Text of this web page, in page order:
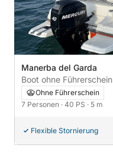
Manerba del Garda
Ohne Führerschein
7 Personen · 40 PS · 5 m
Flexible Stornierung